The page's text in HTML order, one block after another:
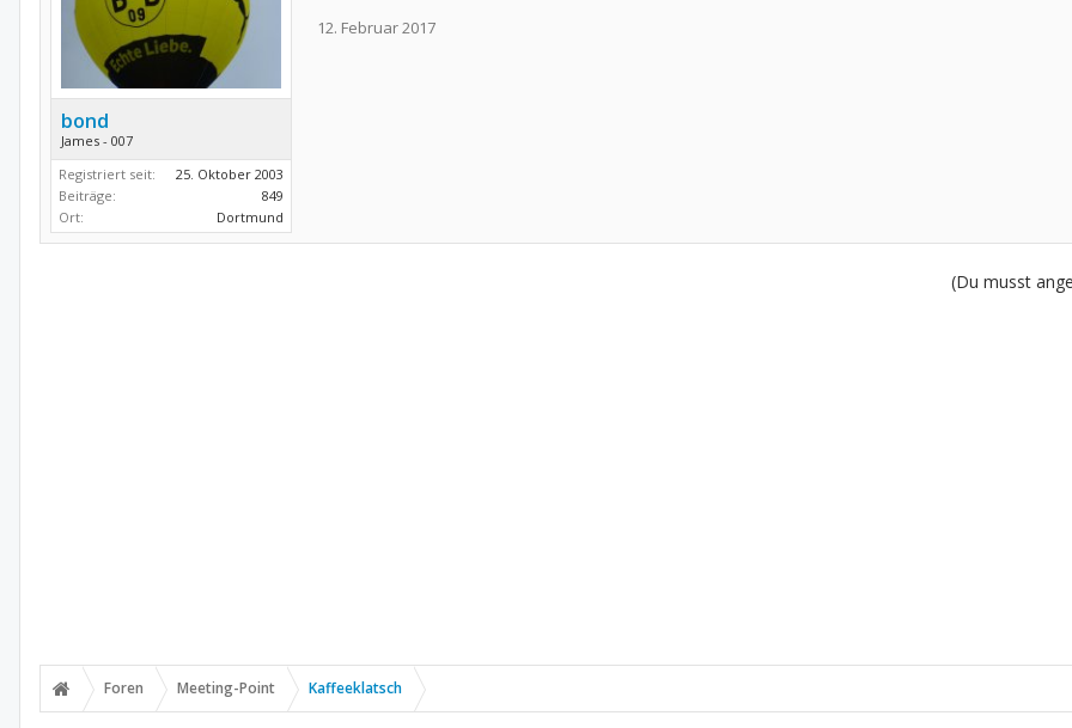
bond
James - 007
Registriert seit:
25. Oktober 2003
Beiträge:
849
Ort:
Dortmund
12. Februar 2017
(Du musst
Foren Meeting-Point Kaffeeklatsch